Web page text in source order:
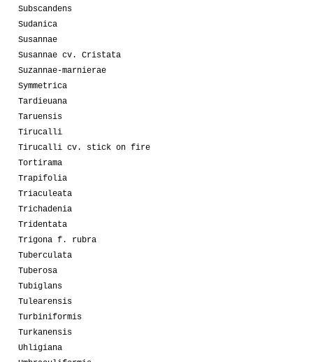
Subscandens
Sudanica
Susannae
Susannae cv. Cristata
Suzannae-marnierae
Symmetrica
Tardieuana
Taruensis
Tirucalli
Tirucalli cv. stick on fire
Tortirama
Trapifolia
Triaculeata
Trichadenia
Tridentata
Trigona f. rubra
Tuberculata
Tuberosa
Tubiglans
Tulearensis
Turbiniformis
Turkanensis
Uhligiana